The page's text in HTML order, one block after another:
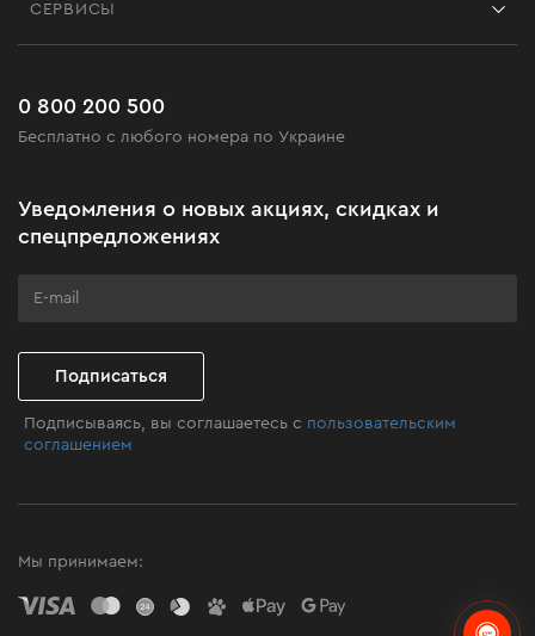
Черная пятница
Клуб мастерства
Часто задаваемые вопросы
СЕРВИСЫ
0 800 200 500
Бесплатно с любого номера по Украине
Уведомления о новых акциях, скидках и
спецпредложениях
Подписаться
Подписываясь, вы соглашаетесь с пользовательским
соглашением
Мы принимаем: